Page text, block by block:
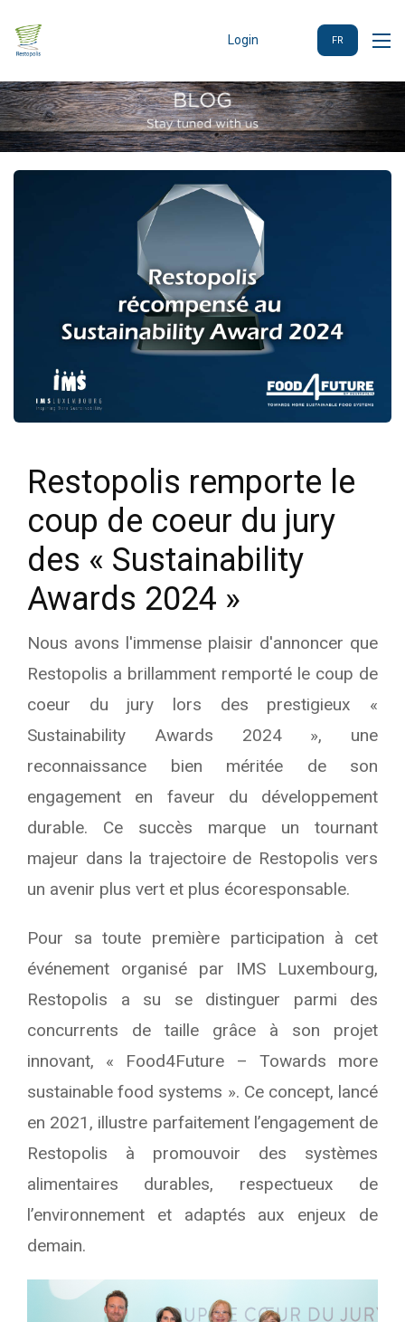
Login FR
Restopolis remporte le
coup de coeur du jury
des « Sustainability
Awards 2024 »
Nous avons l'immense plaisir d'annoncer que
Restopolis a brillamment remporté le coup de
coeur du jury lors des prestigieux «
Sustainability Awards 2024 », une
reconnaissance bien méritée de son
engagement en faveur du développement
durable. Ce succès marque un tournant
majeur dans la trajectoire de Restopolis vers
un avenir plus vert et plus écoresponsable.
Pour sa toute première participation à cet
événement organisé par IMS Luxembourg,
Restopolis a su se distinguer parmi des
concurrents de taille grâce à son projet
innovant, « Food4Future – Towards more
sustainable food systems ». Ce concept, lancé
en 2021, illustre parfaitement l’engagement de
Restopolis à promouvoir des systèmes
alimentaires durables, respectueux de
l’environnement et adaptés aux enjeux de
demain.